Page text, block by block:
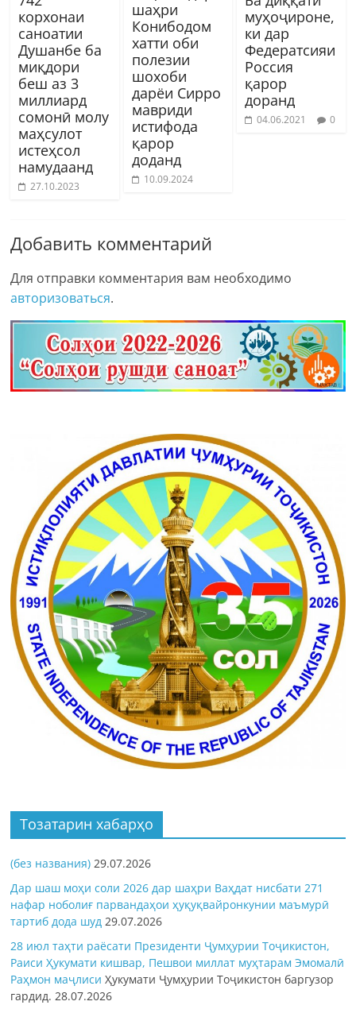
корхонаи
саноатии
Душанбе ба
миқдори
беш аз 3
миллиард
сомонӣ молу
маҳсулот
истеҳсол
намудаанд
27.10.2023
шаҳри
Конибодом
хатти оби
полезии
шохоби
дарёи Сирро
мавриди
истифода
қарор
доданд
10.09.2024
муҳоҷироне,
ки дар
Федератсияи
Россия
қарор
доранд
04.06.2021 0
Добавить комментарий
Для отправки комментария вам необходимо
авторизоваться.
Тозатарин хабарҳо
(без названия) 29.07.2026
Дар шаш моҳи соли 2026 дар шаҳри Ваҳдат нисбати 271
нафар ноболиғ парвандаҳои ҳуқуқвайронкунии маъмурӣ
тартиб дода шуд 29.07.2026
28 июл таҳти раёсати Президенти Ҷумҳурии Тоҷикистон,
Раиси Ҳукумати кишвар, Пешвои миллат муҳтарам Эмомалӣ
Раҳмон маҷлисиҲукумати Ҷумҳурии Тоҷикистон баргузор
гардид. 28.07.2026